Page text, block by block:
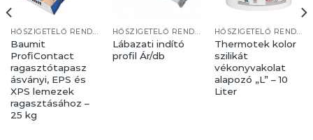
HŐSZIGETELŐ RENDSZER
Baumit
ProfiContact
ragasztótapasz
ásványi, EPS és
XPS lemezek
ragasztásához –
25 kg
HŐSZIGETELŐ RENDSZER
Lábazati indító
profil Ár/db
HŐSZIGETELŐ RENDSZER
Thermotek kolor
szilikát
vékonyvakolat
alapozó „L” – 10
Liter